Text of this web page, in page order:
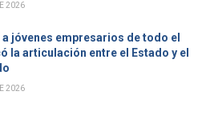
2026
jóvenes empresarios de todo el
la articulación entre el Estado y el
2026